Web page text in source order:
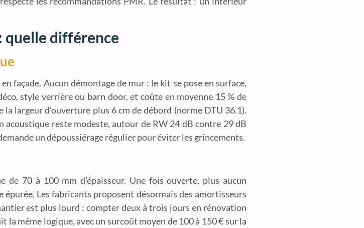
quelle différence
façade. Aucun démontage de mur : le kit se pose en surface,
style verrière ou barn door, et coûte en moyenne 15 % de
largeur d’ouverture plus 6 cm de débord (norme DTU 36.1).
acoustique reste modeste, autour de RW 24 dB contre 29 dB
un dépoussiérage régulier pour éviter les grincements.
70 à 100 mm d’épaisseur. Une fois ouverte, plus aucun
Les fabricants proposent désormais des amortisseurs
est plus lourd : compter deux à trois jours en rénovation
même logique, avec un surcoût moyen de 100 à 150 € sur la